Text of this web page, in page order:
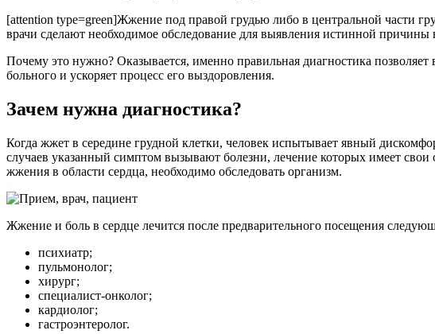
[attention type=green]Жжение под правой грудью либо в центральной части
врачи сделают необходимое обследование для выявления истинной причины
Почему это нужно? Оказывается, именно правильная диагностика
больного и ускоряет процесс его выздоровления.
Зачем нужна диагностика?
Когда жжет в середине грудной клетки, человек испытывает явный
случаев указанный симптом вызывают болезни, лечение которых имеет
жжения в области сердца, необходимо обследовать организм.
Жжение и боль в сердце лечится после предварительного посещения
психиатр;
пульмонолог;
хирург;
специалист-онколог;
кардиолог;
гастроэнтеролог.